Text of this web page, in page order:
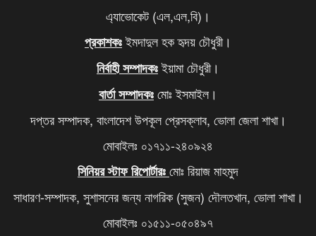
এ্যাভোকেট (এল,এল,বি)।
প্রকাশকঃইমদাদুল হক হৃদয় চৌধুরী।
নির্বাহী সম্পাদকঃইয়ামা চৌধুরী।
বার্তা সম্পাদকঃমোঃ ইসমাইল।
দপ্তর সম্পাদক, বাংলাদেশ উপকূল প্রেসক্লাব, ভোলা জেলা শাখা।
মোবাইলঃ ০১৭১১-২৪০৯২৪
সিনিয়র স্টাফ রিপোর্টারঃমোঃ রিয়াজ মাহমুদ
সাধারণ-সম্পাদক, সুশাসনের জন্য নাগরিক (সুজন) দৌলতখান, ভোলা শাখা।
মোবাইলঃ ০১৫১১-০৫০৪৯৭